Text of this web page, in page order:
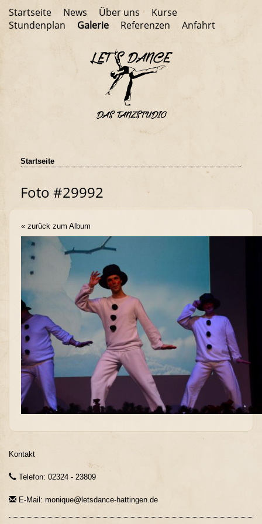
Startseite News Über uns
Kurse
Stundenplan
Galerie Referenzen Anfahrt
Startseite
Foto #29992
« zurück zum Album
Kontakt
Telefon: 02324 - 23809
E-Mail: monique@letsdance-hattingen.de